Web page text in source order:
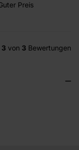
Preis
3 von 3 Bewertungen